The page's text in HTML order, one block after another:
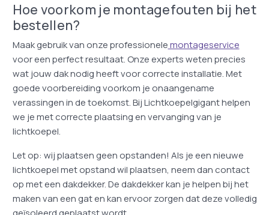
Hoe voorkom je montagefouten bij het
bestellen?
Maak gebruik van onze professionelemontageservice
voor een perfect resultaat. Onze experts weten precies
wat jouw dak nodig heeft voor correcte installatie. Met
goede voorbereiding voorkom je onaangename
verassingen in de toekomst. Bij Lichtkoepelgigant helpen
we je met correcte plaatsing en vervanging van je
lichtkoepel.
Let op: wij plaatsen geen opstanden! Als je een nieuwe
lichtkoepel met opstand wil plaatsen, neem dan contact
op met een dakdekker. De dakdekker kan je helpen bij het
maken van een gat en kan ervoor zorgen dat deze volledig